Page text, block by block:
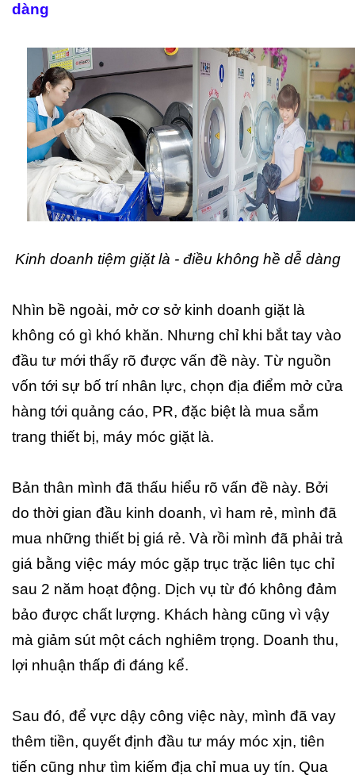
dàng
Kinh doanh tiệm giặt là - điều không hề dễ dàng
Nhìn bề ngoài, mở cơ sở kinh doanh giặt là
không có gì khó khăn. Nhưng chỉ khi bắt tay vào
đầu tư mới thấy rõ được vấn đề này. Từ nguồn
vốn tới sự bố trí nhân lực, chọn địa điểm mở cửa
hàng tới quảng cáo, PR, đặc biệt là mua sắm
trang thiết bị, máy móc giặt là.
Bản thân mình đã thấu hiểu rõ vấn đề này. Bởi
do thời gian đầu kinh doanh, vì ham rẻ, mình đã
mua những thiết bị giá rẻ. Và rồi mình đã phải trả
giá bằng việc máy móc gặp trục trặc liên tục chỉ
sau 2 năm hoạt động. Dịch vụ từ đó không đảm
bảo được chất lượng. Khách hàng cũng vì vậy
mà giảm sút một cách nghiêm trọng. Doanh thu,
lợi nhuận thấp đi đáng kể.
Sau đó, để vực dậy công việc này, mình đã vay
thêm tiền, quyết định đầu tư máy móc xịn, tiên
tiến cũng như tìm kiếm địa chỉ mua uy tín. Qua